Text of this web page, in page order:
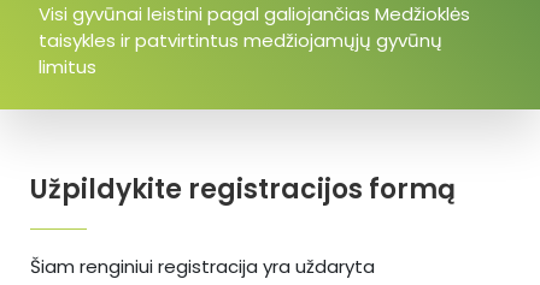
Užpildykite registracijos formą
Šiam renginiui registracija yra uždaryta
Visi gyvūnai leistini pagal galiojančias Medžioklės
taisykles ir patvirtintus medžiojamųjų gyvūnų
limitus